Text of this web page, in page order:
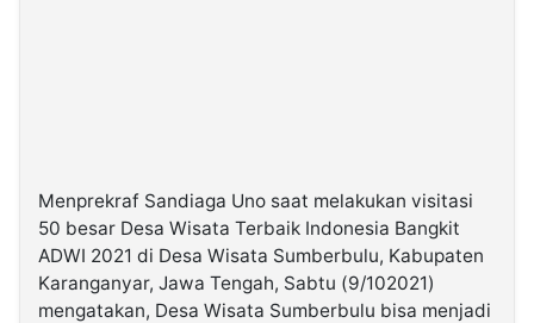
Menprekraf Sandiaga Uno saat melakukan visitasi
50 besar Desa Wisata Terbaik Indonesia Bangkit
ADWI 2021 di Desa Wisata Sumberbulu, Kabupaten
Karanganyar, Jawa Tengah, Sabtu (9/102021)
mengatakan, Desa Wisata Sumberbulu bisa menjadi